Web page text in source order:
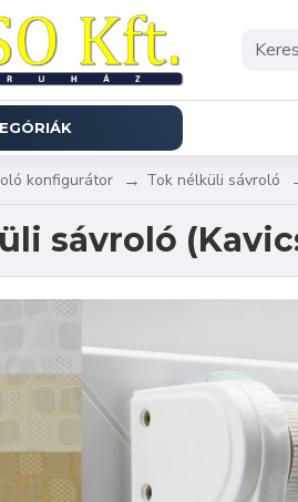
konfigurátor Tok nélküli sávroló
sávroló